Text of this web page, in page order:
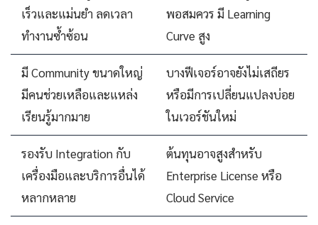
เร็วและแม่นยำ ลดเวลา
ทำงานซ้ำซ้อน
พอสมควร มี Learning
Curve สูง
มี Community ขนาดใหญ่
มีคนช่วยเหลือและแหล่ง
เรียนรู้มากมาย
บางฟีเจอร์อาจยังไม่เสถียร
หรือมีการเปลี่ยนแปลงบ่อย
ในเวอร์ชันใหม่
รองรับ Integration กับ
เครื่องมือและบริการอื่นได้
หลากหลาย
ต้นทุนอาจสูงสำหรับ
Enterprise License หรือ
Cloud Service